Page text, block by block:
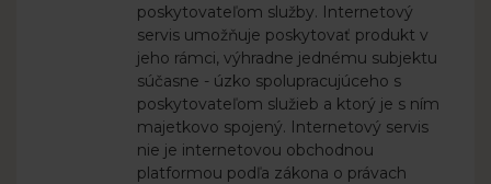
poskytovateľom služby. Internetový
servis umožňuje poskytovať produkt v
jeho rámci, výhradne jednému subjektu
súčasne - úzko spolupracujúceho s
poskytovateľom služieb a ktorý je s ním
majetkovo spojený. Internetový servis
nie je internetovou obchodnou
platformou podľa zákona o právach